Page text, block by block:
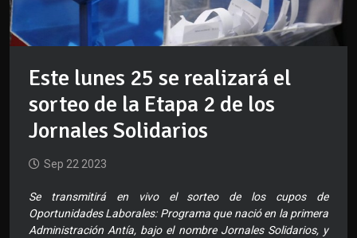
Este lunes 25 se realizará el
sorteo de la Etapa 2 de los
Jornales Solidarios
Sep 22 2023
Se transmitirá en vivo el sorteo de los cupos de
Oportunidades Laborales: Programa que nació en la primera
Administración Antía, bajo el nombre Jornales Solidarios, y